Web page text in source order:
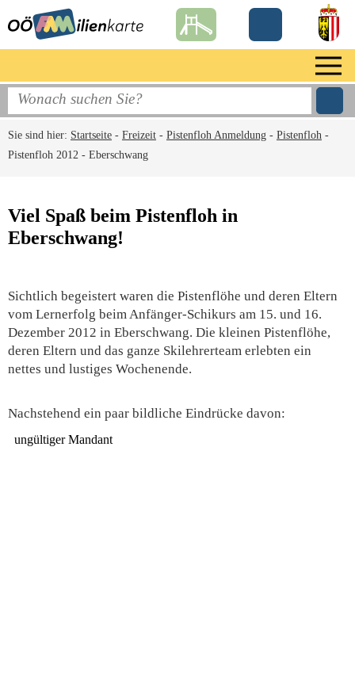
Sie sind hier: Startseite - Freizeit - Pistenfloh Anmeldung - Pistenfloh -
Pistenfloh 2012 - Eberschwang
Viel Spaß beim Pistenfloh in
Eberschwang!
Sichtlich begeistert waren die Pistenflöhe und deren Eltern
vom Lernerfolg beim Anfänger-Schikurs am 15. und 16.
Dezember 2012 in Eberschwang. Die kleinen Pistenflöhe,
deren Eltern und das ganze Skilehrerteam erlebten ein
nettes und lustiges Wochenende.
Nachstehend ein paar bildliche Eindrücke davon: